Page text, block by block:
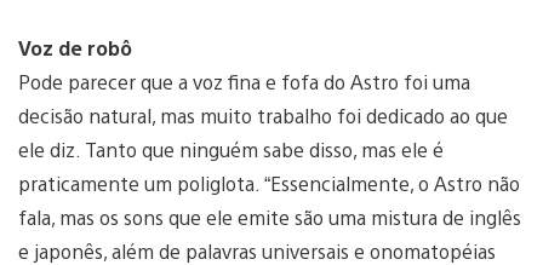
Voz de robô
Pode parecer que a voz fina e fofa do Astro foi uma
decisão natural, mas muito trabalho foi dedicado ao que
ele diz. Tanto que ninguém sabe disso, mas ele é
praticamente um poliglota. “Essencialmente, o Astro não
fala, mas os sons que ele emite são uma mistura de inglês
e japonês, além de palavras universais e onomatopéias